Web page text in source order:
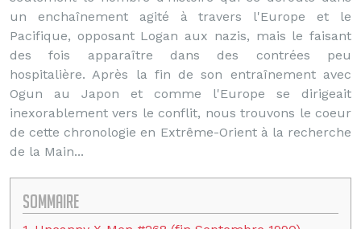
un enchaînement agité à travers l'Europe et le
Pacifique, opposant Logan aux nazis, mais le faisant
des fois apparaître dans des contrées peu
hospitalière. Après la fin de son entraînement avec
Ogun au Japon et comme l'Europe se dirigeait
inexorablement vers le conflit, nous trouvons le coeur
de cette chronologie en Extrême-Orient à la recherche
de la Main...
Sommaire